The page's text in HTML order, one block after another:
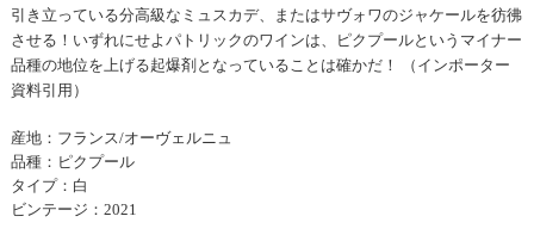
引き立っている分高級なミュスカデ、またはサヴォワのジャケールを彷彿
させる！いずれにせよパトリックのワインは、ピクプールというマイナー
品種の地位を上げる起爆剤となっていることは確かだ！ （インポーター
資料引用）
産地：フランス/オーヴェルニュ
品種：ピクプール
タイプ：白
ビンテージ：2021